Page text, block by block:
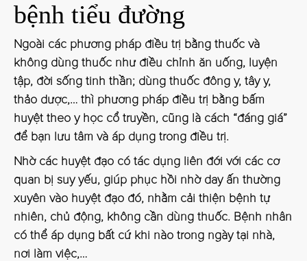
bệnh tiểu đường
Ngoài các phương pháp điều trị bằng thuốc và
không dùng thuốc như điều chỉnh ăn uống, luyện
tập, đời sống tinh thần; dùng thuốc đông y, tây y,
thảo dược,… thì phương pháp điều trị bằng bấm
huyệt theo y học cổ truyền, cũng là cách “đáng giá”
để bạn lưu tâm và áp dụng trong điều trị.
Nhờ các huyệt đạo có tác dụng liên đới với các cơ
quan bị suy yếu, giúp phục hồi nhờ day ấn thường
xuyên vào huyệt đạo đó, nhằm cải thiện bệnh tự
nhiên, chủ động, không cần dùng thuốc. Bệnh nhân
có thể áp dụng bất cứ khi nào trong ngày tại nhà,
nơi làm việc,…